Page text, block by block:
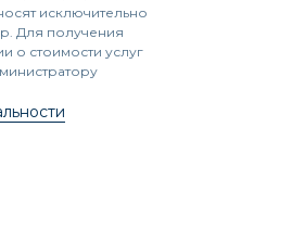
исключительно
Для получения
о стоимости услуг